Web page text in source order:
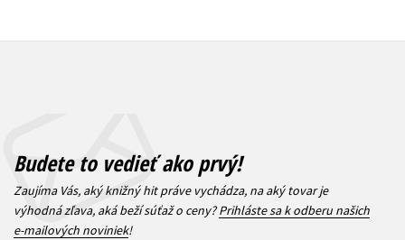
Budete to vedieť ako prvý!
Zaujíma Vás, aký knižný hit práve vychádza, na aký tovar je
výhodná zľava, aká beží súťaž o ceny?Prihláste sa k odberu našich
e-mailových noviniek!